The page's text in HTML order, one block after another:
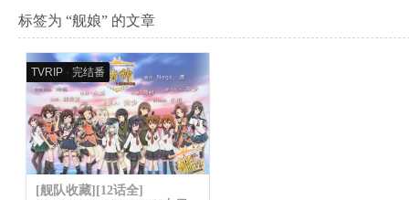
标签为 “舰娘” 的文章
TVRIP · 完结番
[舰队收藏][12话全]